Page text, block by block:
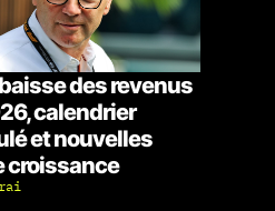
des revenus
calendrier
et nouvelles
croissance